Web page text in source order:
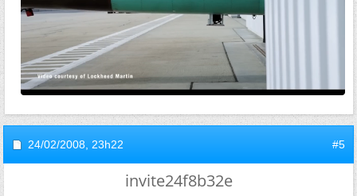
24/02/2008, 23h22 #5
invite24f8b32e